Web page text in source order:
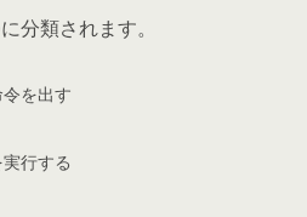
分類されます。
を出す
行する